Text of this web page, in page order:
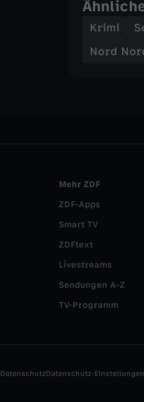
Krimi
Nord
Mehr ZDF
ZDF-Apps
Smart TV
ZDFtext
Livestreams
Sendungen A-Z
TV-Programm
DatenschutzDatenschutz-Einstellungen